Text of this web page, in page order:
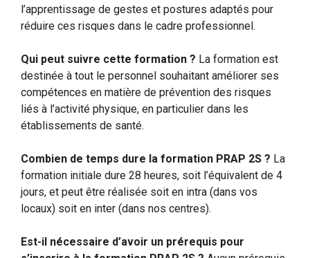
l’apprentissage de gestes et postures adaptés pour
réduire ces risques dans le cadre professionnel.
Qui peut suivre cette formation ? La formation est
destinée à tout le personnel souhaitant améliorer ses
compétences en matière de prévention des risques
liés à l’activité physique, en particulier dans les
établissements de santé.
Combien de temps dure la formation PRAP 2S ? La
formation initiale dure 28 heures, soit l’équivalent de 4
jours, et peut être réalisée soit en intra (dans vos
locaux) soit en inter (dans nos centres).
Est-il nécessaire d’avoir un prérequis pour